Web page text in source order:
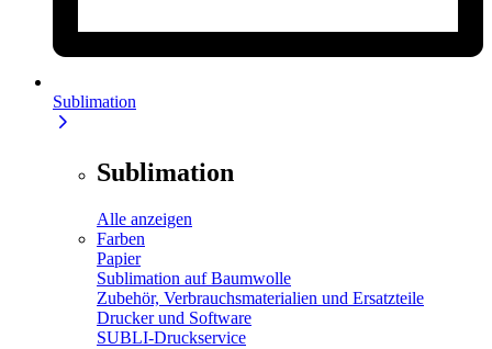
Sublimation
Sublimation
Alle anzeigen
Farben
Papier
Sublimation auf Baumwolle
Zubehör, Verbrauchsmaterialien und Ersatzteile
Drucker und Software
SUBLI-Druckservice